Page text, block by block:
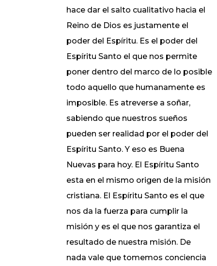
hace dar el salto cualitativo hacia el
Reino de Dios es justamente el
poder del Espíritu. Es el poder del
Espíritu Santo el que nos permite
poner dentro del marco de lo posible
todo aquello que humanamente es
imposible. Es atreverse a soñar,
sabiendo que nuestros sueños
pueden ser realidad por el poder del
Espíritu Santo. Y eso es Buena
Nuevas para hoy. El Espíritu Santo
esta en el mismo origen de la misión
cristiana. El Espíritu Santo es el que
nos da la fuerza para cumplir la
misión y es el que nos garantiza el
resultado de nuestra misión. De
nada vale que tomemos conciencia